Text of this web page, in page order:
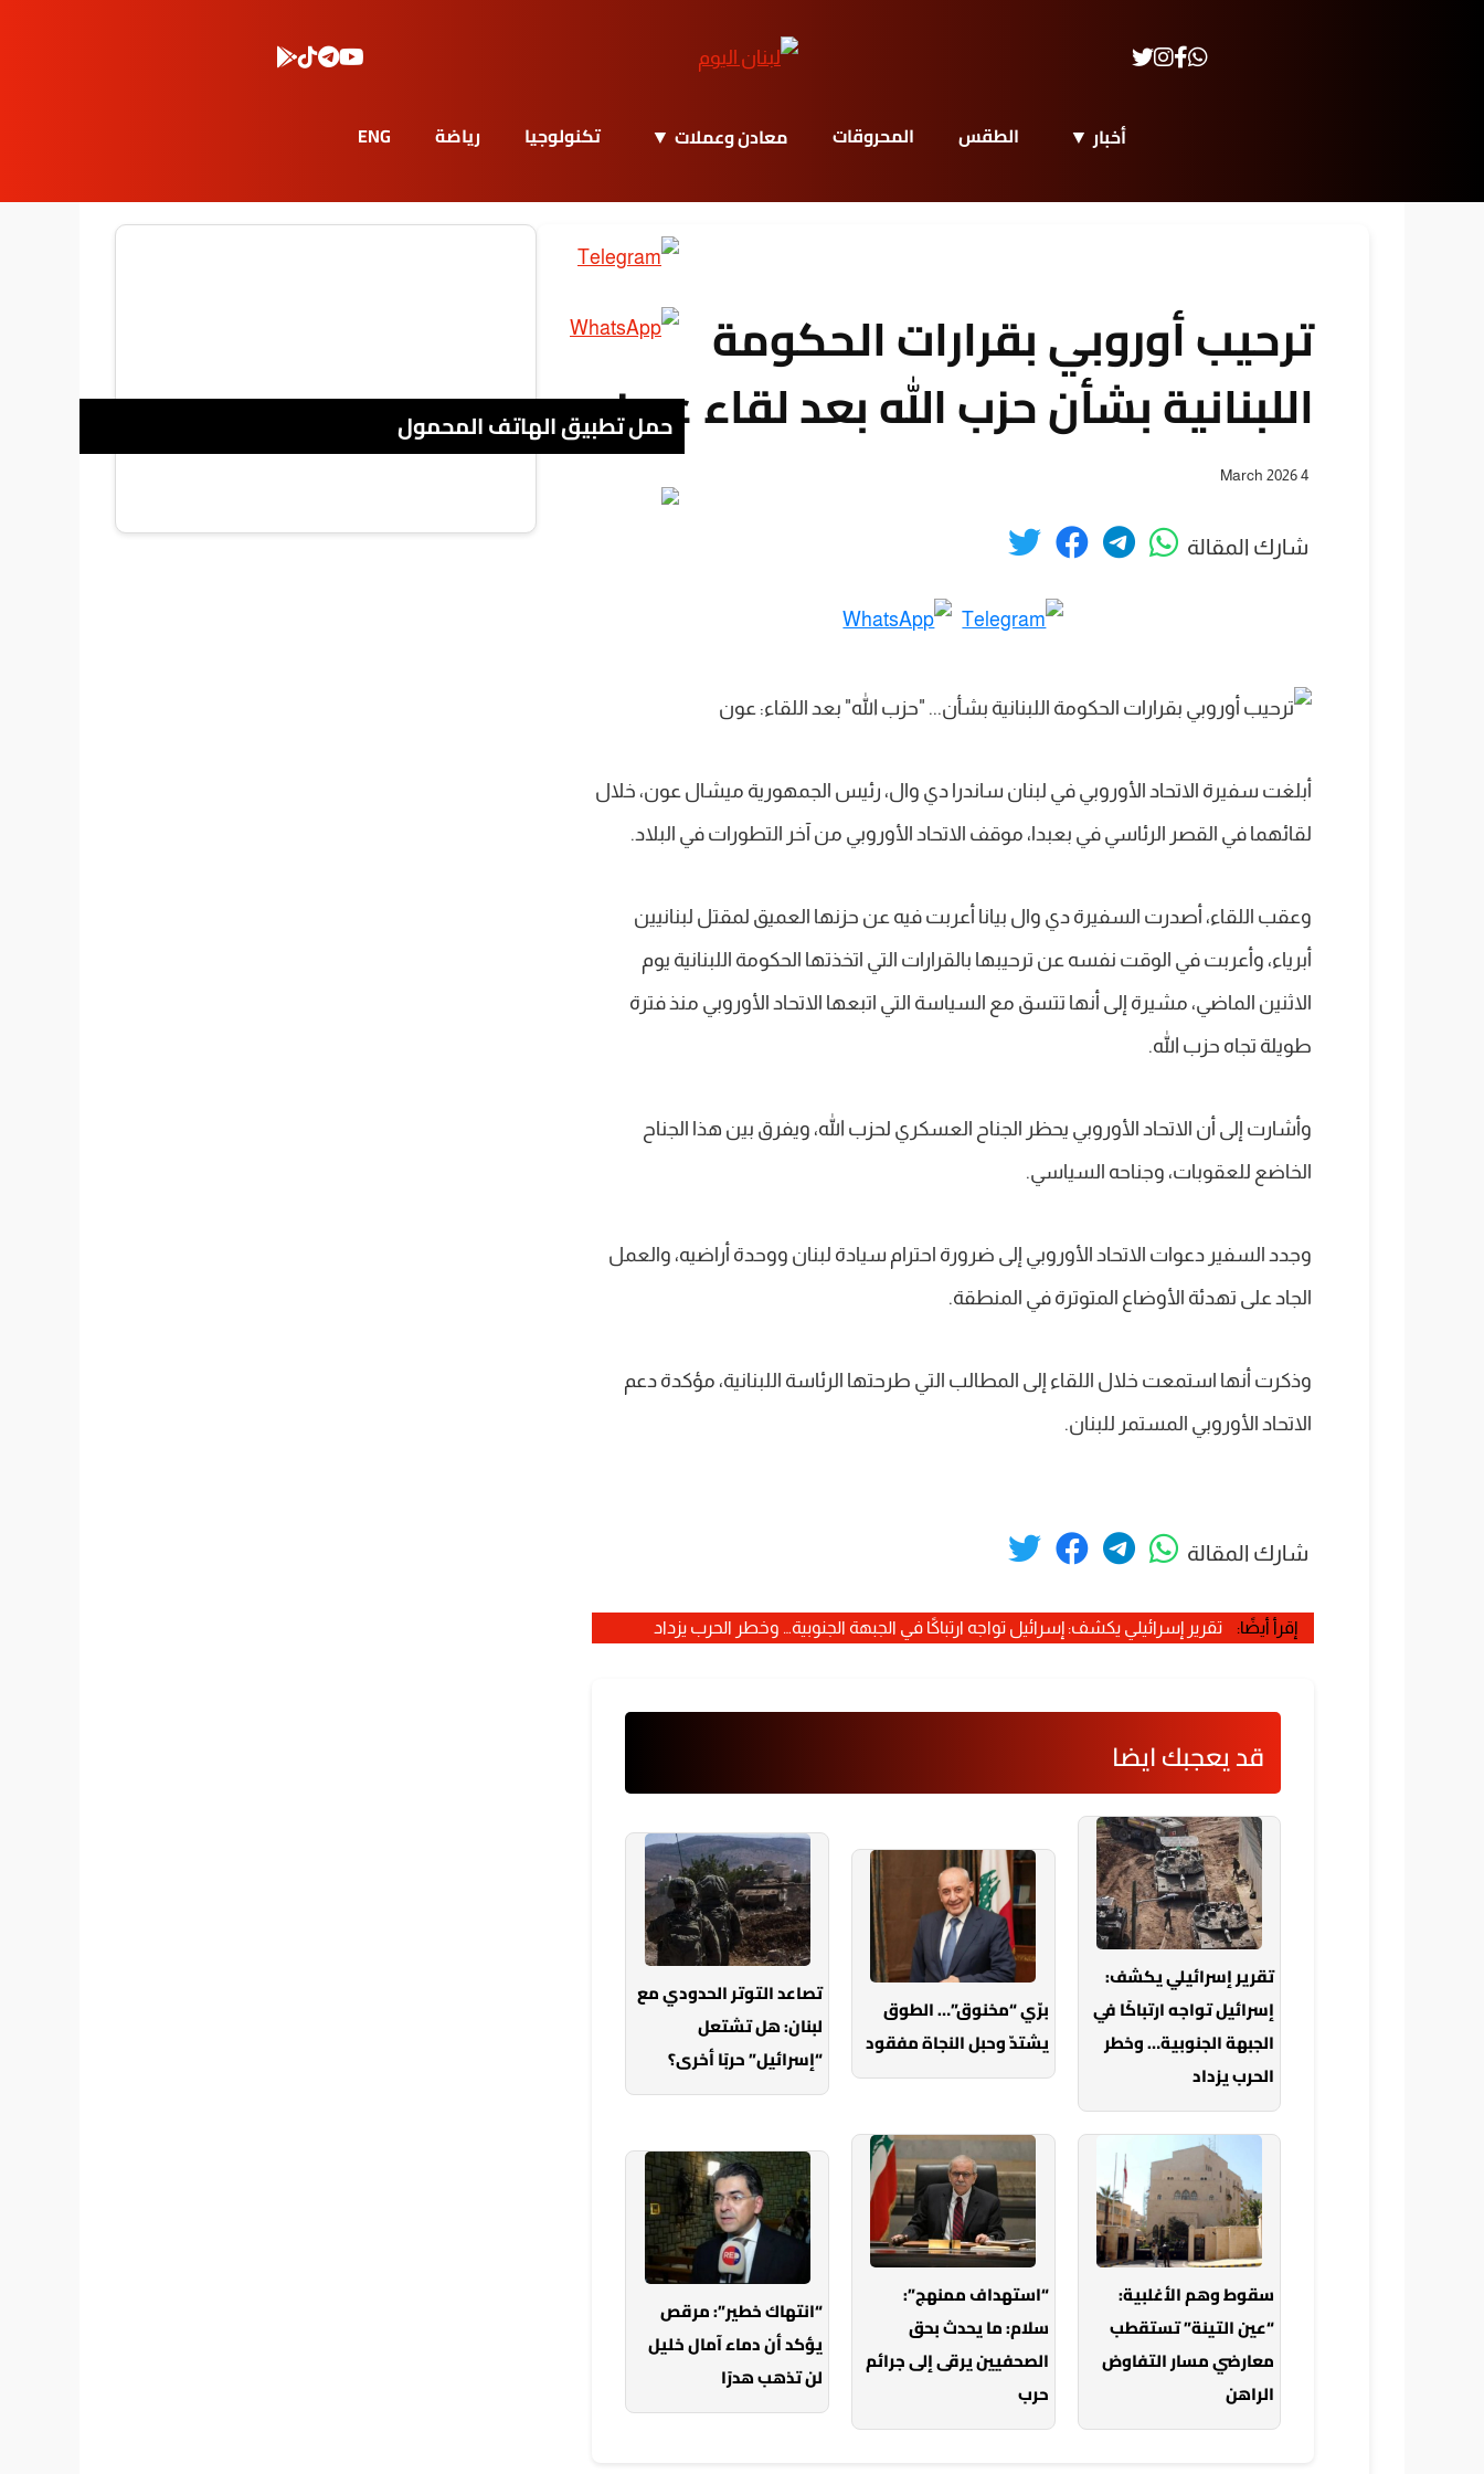
أخبار الطقس المحروقات معادن وعملات تكنولوجيا رياضة ENG
ترحيب أوروبي بقرارات الحكومة
اللبنانية بشأن حزب الله بعد لقاء عون
4 March 2026
شارك المقالة
أبلغت سفيرة الاتحاد الأوروبي في لبنان ساندرا دي وال، رئيس الجمهورية ميشال عون، خلال
لقائهما في القصر الرئاسي في بعبدا، موقف الاتحاد الأوروبي من آخر التطورات في البلاد.
وعقب اللقاء، أصدرت السفيرة دي وال بيانا أعربت فيه عن حزنها العميق لمقتل لبنانيين
أبرياء، وأعربت في الوقت نفسه عن ترحيبها بالقرارات التي اتخذتها الحكومة اللبنانية يوم
الاثنين الماضي، مشيرة إلى أنها تتسق مع السياسة التي اتبعها الاتحاد الأوروبي منذ فترة
طويلة تجاه حزب الله.
وأشارت إلى أن الاتحاد الأوروبي يحظر الجناح العسكري لحزب الله، ويفرق بين هذا الجناح
الخاضع للعقوبات، وجناحه السياسي.
وجدد السفير دعوات الاتحاد الأوروبي إلى ضرورة احترام سيادة لبنان ووحدة أراضيه، والعمل
الجاد على تهدئة الأوضاع المتوترة في المنطقة.
وذكرت أنها استمعت خلال اللقاء إلى المطالب التي طرحتها الرئاسة اللبنانية، مؤكدة دعم
الاتحاد الأوروبي المستمر للبنان.
شارك المقالة
إقرأ أيضًا: تقرير إسرائيلي يكشف: إسرائيل تواجه ارتباكًا في الجبهة الجنوبية… وخطر الحرب يزداد
قد يعجبك ايضا
تقرير إسرائيلي يكشف:
إسرائيل تواجه ارتباكًا في
الجبهة الجنوبية… وخطر
الحرب يزداد
برّي “مخنوق”… الطوق
يشتدّ وحبل النجاة مفقود
تصاعد التوتر الحدودي مع
لبنان: هل تشتعل
“إسرائيل” حربًا أخرى؟
سقوط وهم الأغلبية:
“عين التينة” تستقطب
معارضي مسار التفاوض
الراهن
“استهداف ممنهج”:
سلام: ما يحدث بحق
الصحفيين يرقى إلى جرائم
حرب
“انتهاك خطير”: مرقص
يؤكد أن دماء آمال خليل
لن تذهب هدرًا
حمل تطبيق الهاتف المحمول